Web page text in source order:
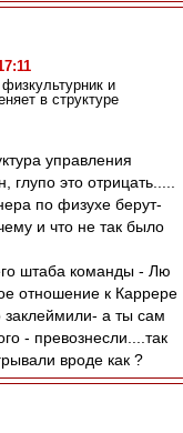
и
в структуре
управления
это отрицать.....
по физухе берут-
и что не так было
штаба команды - Лю
отношение к Каррере
заклеймили- а ты сам
- превознесли....так
вроде как ?